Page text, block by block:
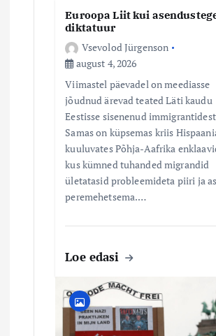
Euroopa Liit kui
diktatuur
Vsevolod Jürgenson
august 4, 2026
Viimastel päevadel on meediasse
jõudnud ärevad teated Läti kaudu
Eestisse sisenenud
Samas on küpsemas kriis
kuuluvates Põhja-Aafrika
kus kümned tuhanded migrandid
ületatasid probleemideta piiri ja
peremehetsema.…
Loe edasi